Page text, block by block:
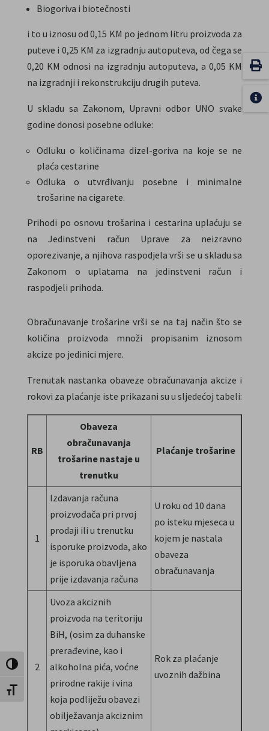
Uključi / isključi visoki kontrast
Uključi / isključi veličinu fonta
Biogoriva i biotečnosti
i to u iznosu od 0,15 KM po jednom litru proizvoda za
puteve i 0,25 KM za izgradnju autoputeva, od čega se
0,20 KM odnosi na izgradnju autoputeva, a 0,05 KM
na izgradnji i rekonstrukciju drugih puteva.
U skladu sa Zakonom, Upravni odbor UNO svake
godine donosi posebne odluke:
Odluku o količinama dizel-goriva na koje se ne
plaća cestarine
Odluka o utvrđivanju posebne i minimalne
trošarine na cigarete.
Prihodi po osnovu trošarina i cestarina uplaćuju se
na Jedinstveni račun Uprave za neizravno
oporezivanje, a njihova raspodjela vrši se u skladu sa
Zakonom o uplatama na jedinstveni račun i
raspodjeli prihoda.
Obračunavanje trošarine vrši se na taj način što se
količina proizvoda množi propisanim iznosom
akcize po jedinici mjere.
Trenutak nastanka obaveze obračunavanja akcize i
rokovi za plaćanje iste prikazani su u sljedećoj tabeli:
RB
Obaveza
obračunavanja
trošarine nastaje u
trenutku
Plaćanje trošarine
1
Izdavanja računa
proizvođača pri prvoj
prodaji ili u trenutku
isporuke proizvoda, ako
je isporuka obavljena
prije izdavanja računa
U roku od 10 dana
po isteku mjeseca u
kojem je nastala
obaveza
obračunavanja
2
Uvoza akciznih
proizvoda na teritoriju
BiH, (osim za duhanske
prerađevine, kao i
alkoholna pića, voćne
prirodne rakije i vina
koja podliježu obavezi
obilježavanja akciznim
Rok za plaćanje
uvoznih dažbina